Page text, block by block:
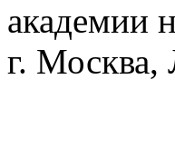
академии
г. Москва,